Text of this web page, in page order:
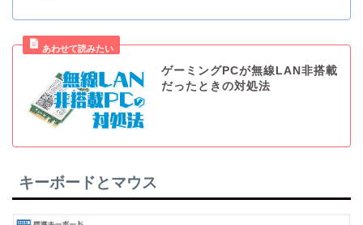
ゲーミングPCが無線LAN非搭載
だったときの対処法
キーボードとマウス